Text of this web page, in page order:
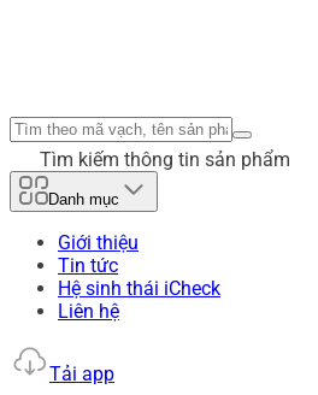
Tìm kiếm thông tin sản phẩm
Danh mục
Giới thiệu
Tin tức
Hệ sinh thái iCheck
Liên hệ
Tải app